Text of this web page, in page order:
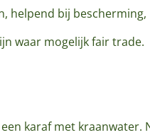
helpend bij
waar mogelijk fair trade.
karaf met kraanwater.